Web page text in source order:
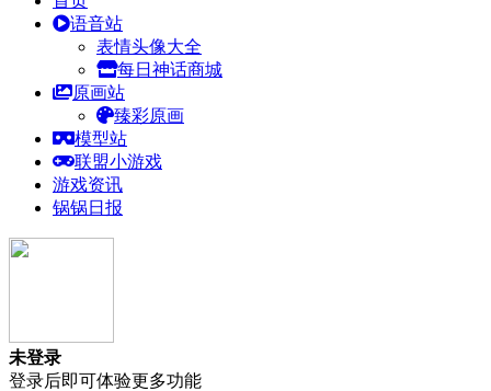
语音站
表情头像大全
每日神话商城
原画站
臻彩原画
模型站
联盟小游戏
游戏资讯
锅锅日报
未登录
登录后即可体验更多功能